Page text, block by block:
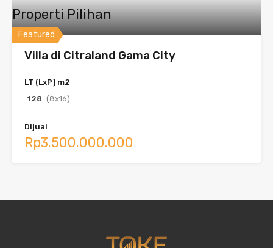
Properti Pilihan
Featured
Villa di Citraland Gama City
LT (LxP) m2
128 (8x16)
Dijual
Rp3.500.000.000